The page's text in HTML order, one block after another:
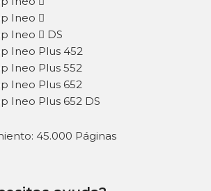
Ineo 
Ineo  DS
Ineo Plus 452
Ineo Plus 552
Ineo Plus 652
Ineo Plus 652 DS
45.000 Páginas